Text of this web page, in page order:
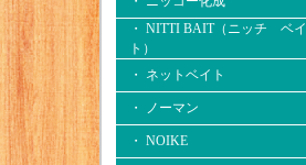
・ NITTI BAIT（ニッチ ベイ
ト）
・ ネットベイト
・ ノーマン
・ NOIKE